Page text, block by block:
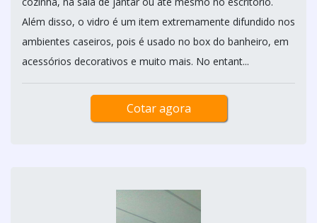
Além disso, o vidro é um item extremamente difundido nos
ambientes caseiros, pois é usado no box do banheiro, em
acessórios decorativos e muito mais. No entant...
Cotar agora